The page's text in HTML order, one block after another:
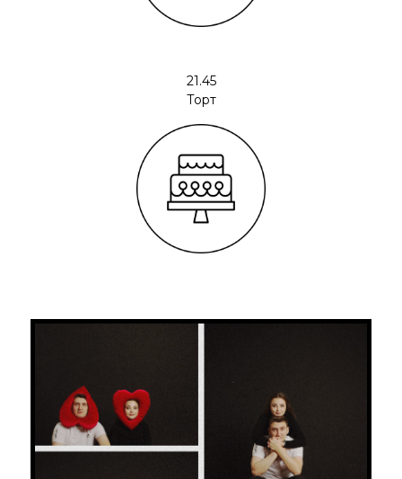
ВЫ ПРИГЛАШЕНЫ
НА СВАДЬБУ️❤️
21.45
Торт